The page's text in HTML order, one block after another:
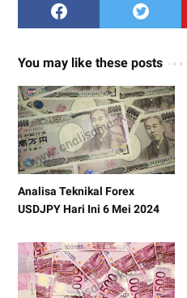
You may like these posts
Analisa Teknikal Forex
USDJPY Hari Ini 6 Mei 2024